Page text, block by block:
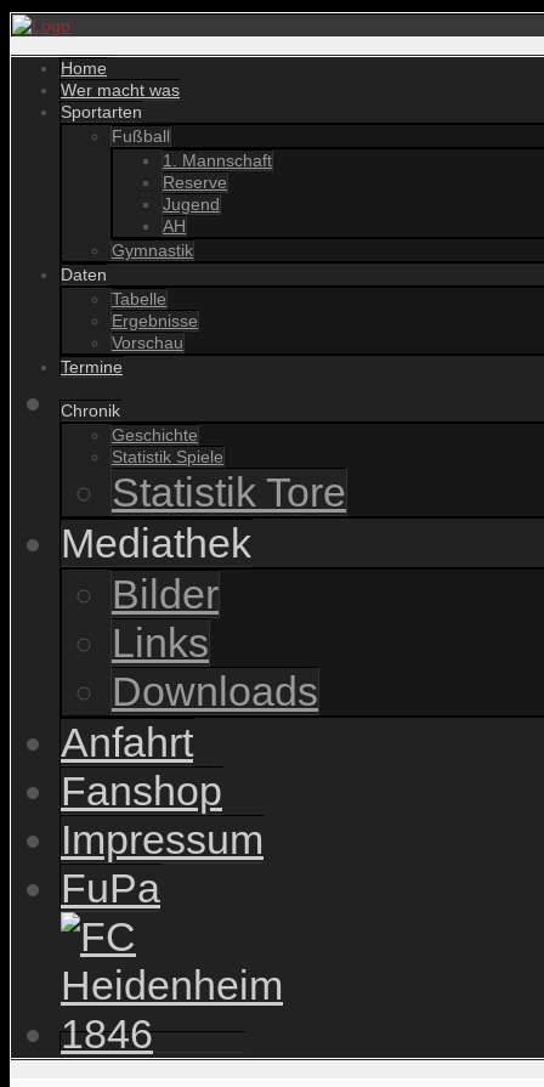
Home
Wer macht was
Sportarten
Fußball
1. Mannschaft
Reserve
Jugend
AH
Gymnastik
Daten
Tabelle
Ergebnisse
Vorschau
Termine
Chronik
Geschichte
Statistik Spiele
Statistik Tore
Mediathek
Bilder
Links
Downloads
Anfahrt
Fanshop
Impressum
FuPa